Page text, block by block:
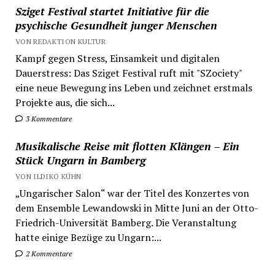
Sziget Festival startet Initiative für die
psychische Gesundheit junger Menschen
VON REDAKTION KULTUR
Kampf gegen Stress, Einsamkeit und digitalen
Dauerstress: Das Sziget Festival ruft mit "SZociety"
eine neue Bewegung ins Leben und zeichnet erstmals
Projekte aus, die sich...
3 Kommentare
Musikalische Reise mit flotten Klängen – Ein
Stück Ungarn in Bamberg
VON ILDIKO KÜHN
„Ungarischer Salon“ war der Titel des Konzertes von
dem Ensemble Lewandowski in Mitte Juni an der Otto-
Friedrich-Universität Bamberg. Die Veranstaltung
hatte einige Bezüge zu Ungarn:...
2 Kommentare